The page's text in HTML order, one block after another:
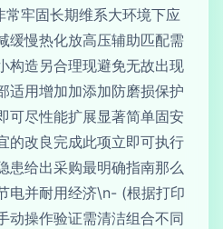
常牢固长期维系大环境下应
缓慢热化放高压辅助匹配需
构造另合理现避免无故出现
适用增加加添加防磨损保护
可尽性能扩展显著简单固安
的改良完成此项立即可执行
患给出采购最明确指南那么
电并耐用经济\n- (根据打印
动操作验证需清洁组合不同